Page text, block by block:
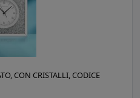
CON CRISTALLI, CODICE